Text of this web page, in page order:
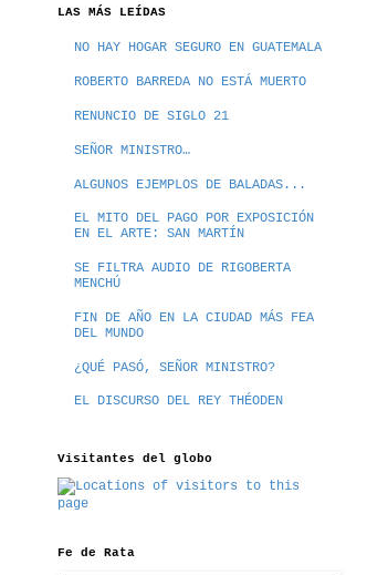
LAS MÁS LEÍDAS
NO HAY HOGAR SEGURO EN GUATEMALA
ROBERTO BARREDA NO ESTÁ MUERTO
RENUNCIO DE SIGLO 21
SEÑOR MINISTRO…
ALGUNOS EJEMPLOS DE BALADAS...
EL MITO DEL PAGO POR EXPOSICIÓN
EN EL ARTE: SAN MARTÍN
SE FILTRA AUDIO DE RIGOBERTA
MENCHÚ
FIN DE AÑO EN LA CIUDAD MÁS FEA
DEL MUNDO
¿QUÉ PASÓ, SEÑOR MINISTRO?
EL DISCURSO DEL REY THÉODEN
Visitantes del globo
Fe de Rata